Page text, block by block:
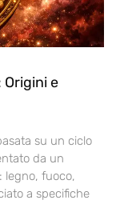
Origini e
su un ciclo
da un
legno, fuoco,
a specifiche